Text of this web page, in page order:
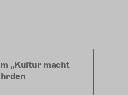
„Kultur macht